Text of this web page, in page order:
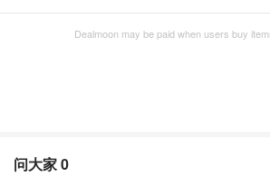
Dealmoon may be paid when users buy
问大家0